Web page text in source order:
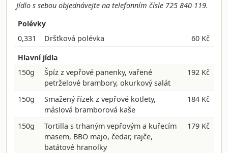
Jídlo s sebou objednávejte na telefonním čísle 725 840 119.
Polévky
0,331
Dršťková polévka
60 Kč
Hlavní jídla
150g
Špíz z vepřové panenky, vařené
petrželové brambory, okurkový salát
192 Kč
150g
Smažený řízek z vepřové kotlety,
máslová bramborová kaše
184 Kč
150g
Tortilla s trhaným vepřovým a kuřecím
masem, BBO majo, čedar, rajče,
batátové hranolky
179 Kč